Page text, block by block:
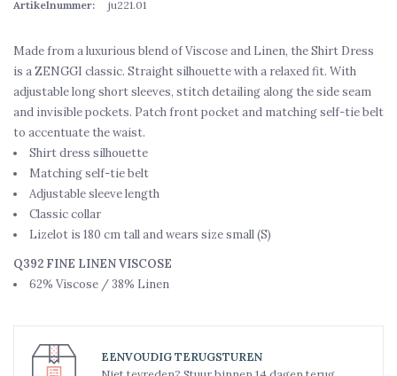
Artikelnummer: ju221.01
Made from a luxurious blend of Viscose and Linen, the Shirt Dress
is a ZENGGI classic. Straight silhouette with a relaxed fit. With
adjustable long short sleeves, stitch detailing along the side seam
and invisible pockets. Patch front pocket and matching self-tie belt
to accentuate the waist.
Shirt dress silhouette
Matching self-tie belt
Adjustable sleeve length
Classic collar
Lizelot is 180 cm tall and wears size small (S)
Q392 FINE LINEN VISCOSE
62% Viscose / 38% Linen
EENVOUDIG TERUGSTUREN